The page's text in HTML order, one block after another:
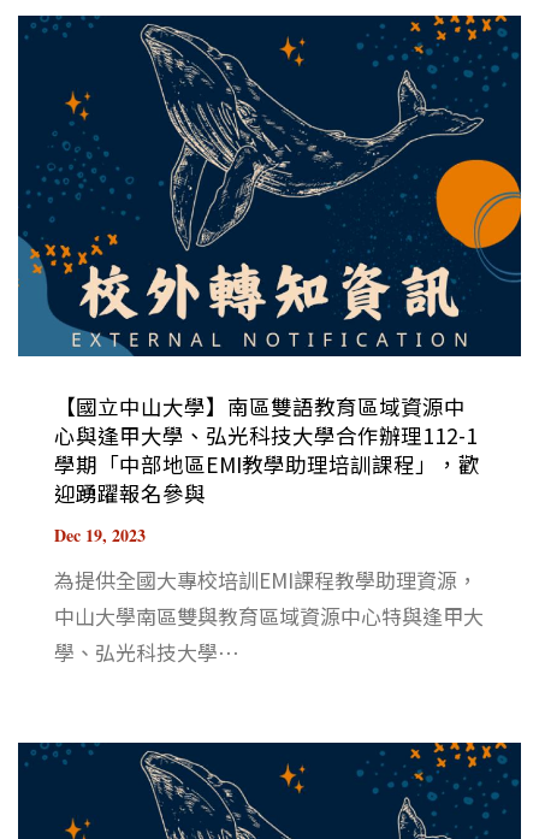
【國立中山大學】南區雙語教育區域資源中
心與逢甲大學、弘光科技大學合作辦理112-1
學期「中部地區EMI教學助理培訓課程」，歡
迎踴躍報名參與
Dec 19, 2023
為提供全國大專校培訓EMI課程教學助理資源，
中山大學南區雙與教育區域資源中心特與逢甲大
學、弘光科技大學⋯